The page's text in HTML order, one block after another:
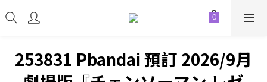
253831 Pbandai 預訂 2026/9月